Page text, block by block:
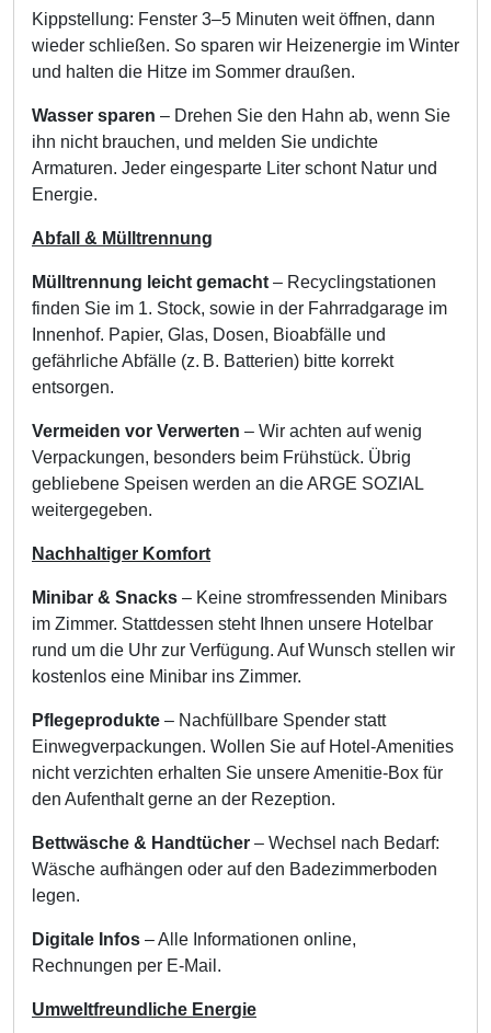
Kippstellung: Fenster 3–5 Minuten weit öffnen, dann
wieder schließen. So sparen wir Heizenergie im Winter
und halten die Hitze im Sommer draußen.
Wasser sparen – Drehen Sie den Hahn ab, wenn Sie
ihn nicht brauchen, und melden Sie undichte
Armaturen. Jeder eingesparte Liter schont Natur und
Energie.
Abfall & Mülltrennung
Mülltrennung leicht gemacht – Recyclingstationen
finden Sie im 1. Stock, sowie in der Fahrradgarage im
Innenhof. Papier, Glas, Dosen, Bioabfälle und
gefährliche Abfälle (z. B. Batterien) bitte korrekt
entsorgen.
Vermeiden vor Verwerten – Wir achten auf wenig
Verpackungen, besonders beim Frühstück. Übrig
gebliebene Speisen werden an die ARGE SOZIAL
weitergegeben.
Nachhaltiger Komfort
Minibar & Snacks – Keine stromfressenden Minibars
im Zimmer. Stattdessen steht Ihnen unsere Hotelbar
rund um die Uhr zur Verfügung. Auf Wunsch stellen wir
kostenlos eine Minibar ins Zimmer.
Pflegeprodukte – Nachfüllbare Spender statt
Einwegverpackungen. Wollen Sie auf Hotel-Amenities
nicht verzichten erhalten Sie unsere Amenitie-Box für
den Aufenthalt gerne an der Rezeption.
Bettwäsche & Handtücher – Wechsel nach Bedarf:
Wäsche aufhängen oder auf den Badezimmerboden
legen.
Digitale Infos – Alle Informationen online,
Rechnungen per E-Mail.
Umweltfreundliche Energie